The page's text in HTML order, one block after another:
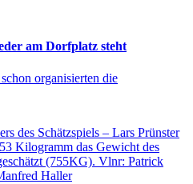
am Dorfplatz steht
organisierten die